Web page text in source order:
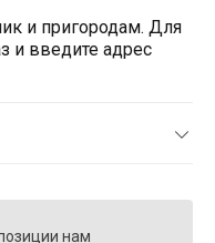
и пригородам. Для
и введите адрес
нам